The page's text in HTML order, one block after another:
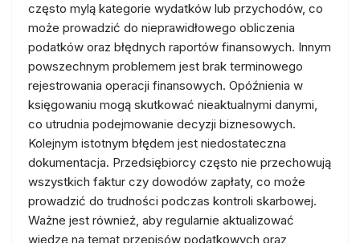
często mylą kategorie wydatków lub przychodów, co
może prowadzić do nieprawidłowego obliczenia
podatków oraz błędnych raportów finansowych. Innym
powszechnym problemem jest brak terminowego
rejestrowania operacji finansowych. Opóźnienia w
księgowaniu mogą skutkować nieaktualnymi danymi,
co utrudnia podejmowanie decyzji biznesowych.
Kolejnym istotnym błędem jest niedostateczna
dokumentacja. Przedsiębiorcy często nie przechowują
wszystkich faktur czy dowodów zapłaty, co może
prowadzić do trudności podczas kontroli skarbowej.
Ważne jest również, aby regularnie aktualizować
wiedzę na temat przepisów podatkowych oraz